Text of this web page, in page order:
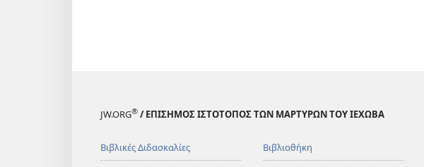
JW.ORG® / ΕΠΙΣΗΜΟΣ ΙΣΤΟΤΟΠΟΣ ΤΩΝ ΜΑΡΤΥΡΩΝ ΤΟΥ ΙΕΧΩΒΑ
Βιβλικές Διδασκαλίες Βιβλιοθήκη